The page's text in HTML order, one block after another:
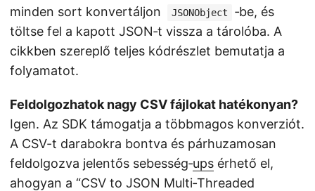
minden sort konvertáljon
JSONObject
‑be, és
töltse fel a kapott JSON‑t vissza a tárolóba. A
cikkben szereplő teljes kódrészlet bemutatja a
folyamatot.
Feldolgozhatok nagy CSV fájlokat hatékonyan?
Igen. Az SDK támogatja a többmagos konverziót.
A CSV-t darabokra bontva és párhuzamosan
feldolgozva jelentős sebesség‑ups érhető el,
ahogyan a “CSV to JSON Multi‑Threaded